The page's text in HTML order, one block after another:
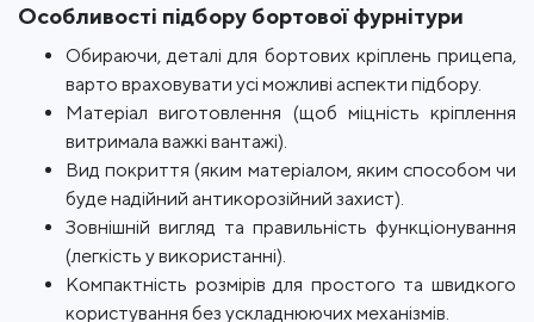
Особливості підбору бортової фурнітури
Обираючи, деталі для бортових кріплень прицепа,
варто враховувати усі можливі аспекти підбору.
Матеріал виготовлення (щоб міцність кріплення
витримала важкі вантажі).
Вид покриття (яким матеріалом, яким способом чи
буде надійний антикорозійний захист).
Зовнішній вигляд та правильність функціонування
(легкість у використанні).
Компактність розмірів для простого та швидкого
користування без ускладнюючих механізмів.